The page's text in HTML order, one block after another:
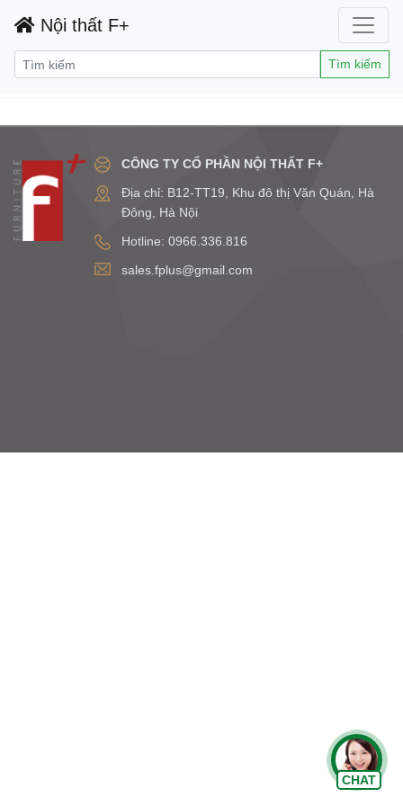
Nội thất F+
Tìm kiếm
CÔNG TY CỔ PHẦN NỘI THẤT F+
Địa chỉ: B12-TT19, Khu đô thị Văn Quán, Hà
Đông, Hà Nội
Hotline: 0966.336.816
sales.fplus@gmail.com
CHAT